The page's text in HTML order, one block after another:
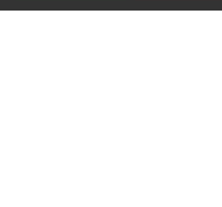
éventuellement retirer